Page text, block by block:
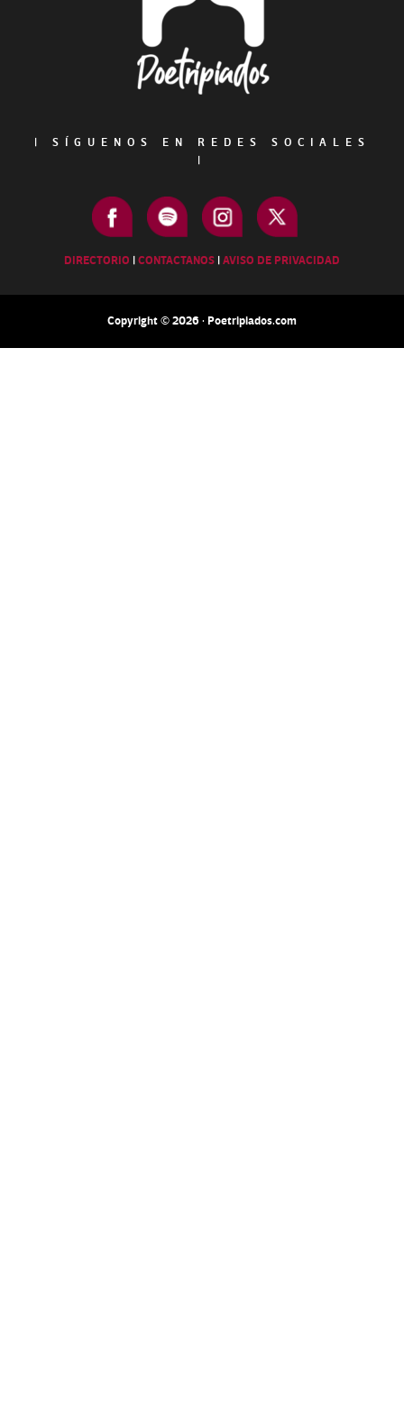
|
SÍGUENOS EN REDES SOCIALES
|
DIRECTORIO |CONTACTANOS |AVISO DE PRIVACIDAD
Copyright © 2026 · Poetripiados.com